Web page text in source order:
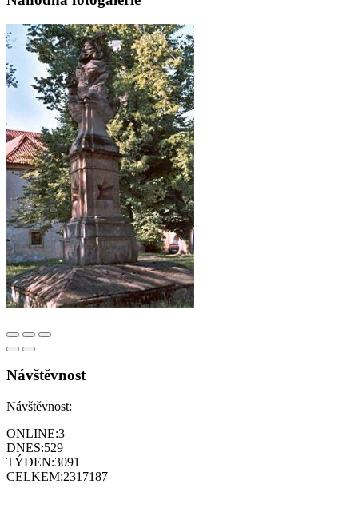
Návštěvnost
Návštěvnost:
ONLINE:3
DNES:529
TÝDEN:3091
CELKEM:2317187